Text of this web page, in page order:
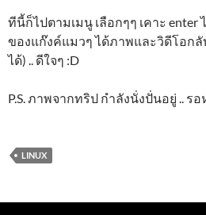
ทีนี้ก็ไปตามเมนู เลือกๆๆ เคาะ
ของแก๊งค์แมวๆ ได้ภาพและวิดีโอกลั
ได้) .. ดีใจๆ :D
P.S. ภาพจากทริป กำลังนั่งปั่นอยู่ .. ร
LINUX